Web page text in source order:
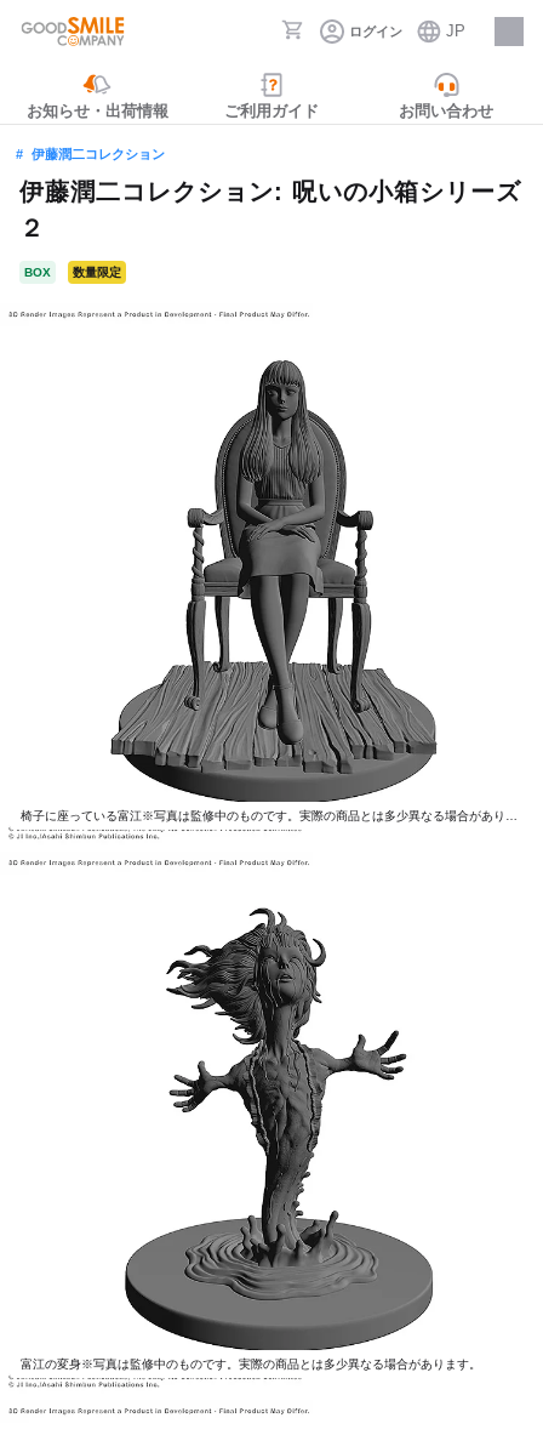
ログイン JP
採用情報
お知らせ・出荷情報 ご利用ガイド お問い合わせ
伊藤潤二コレクション
伊藤潤二コレクション: 呪いの小箱シリーズ
２
BOX 数量限定
富江の変身※写真は監修中のものです。実際の商品とは多少異なる場合があります。